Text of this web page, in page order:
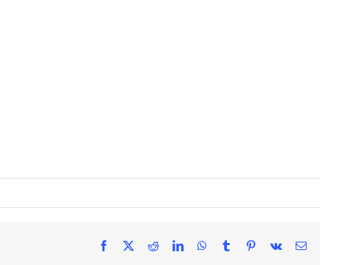
Facebook RedditLinkedInWhatsApp
Tumblr Pinterest
Vk Email